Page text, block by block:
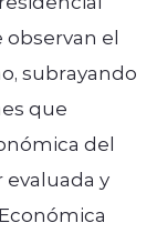
observan el
subrayando
que
del
evaluada y